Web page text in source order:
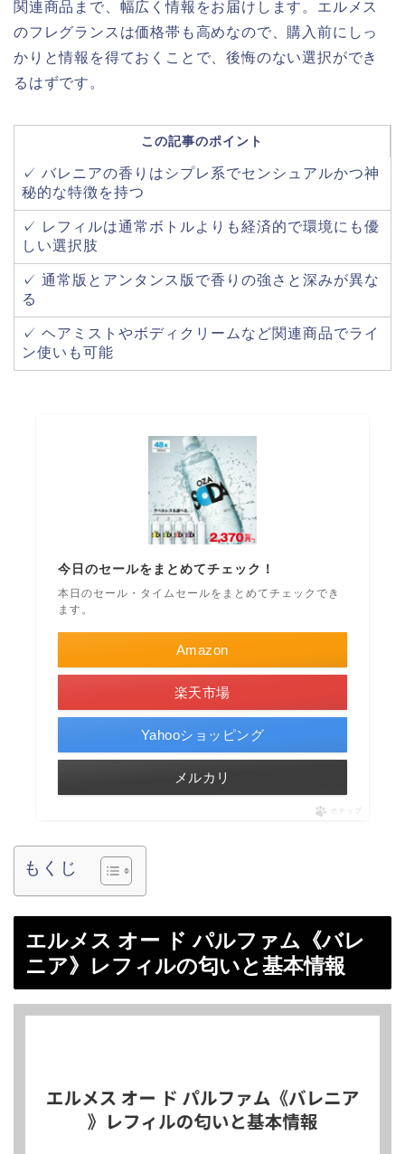
関連商品まで、幅広く情報をお届けします。エルメス
のフレグランスは価格帯も高めなので、購入前にしっ
かりと情報を得ておくことで、後悔のない選択ができ
るはずです。
この記事のポイント
✓ バレニアの香りはシプレ系でセンシュアルかつ神
秘的な特徴を持つ
✓ レフィルは通常ボトルよりも経済的で環境にも優
しい選択肢
✓ 通常版とアンタンス版で香りの強さと深みが異な
る
✓ ヘアミストやボディクリームなど関連商品でライ
ン使いも可能
今日のセールをまとめてチェック！
本日のセール・タイムセールをまとめてチェックでき
ます。
Amazon
楽天市場
Yahooショッピング
メルカリ
ポチップ
もくじ
エルメス オー ド パルファム《バレ
ニア》レフィルの匂いと基本情報